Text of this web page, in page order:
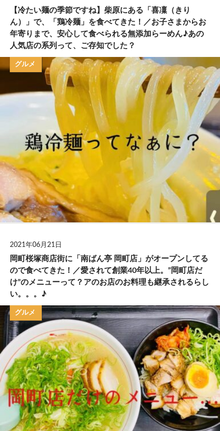
【冷たい麺の季節ですね】柴原にある「喜凜（きり
ん）」で、「鶏冷麺」を食べてきた！／お子さまからお
年寄りまで、安心して食べられる無添加らーめん♪あの
人気店の系列って、ご存知でした？
グルメ
2021年06月21日
岡町桜塚商店街に「南ばん亭 岡町店」がオープンしてる
ので食べてきた！／愛されて創業40年以上。”岡町店だ
け”のメニューって？アのお店のお料理も継承されるらし
い。。。♪
グルメ